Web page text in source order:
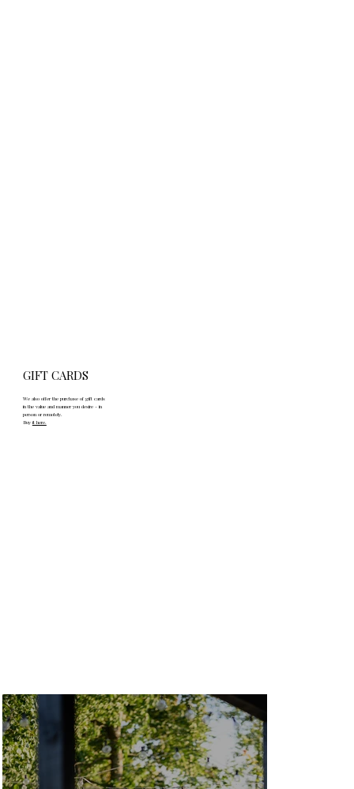
GIFT CARDS
We also offer the purchase of gift cards
in the value and manner you desire - in
person or remotely.
Buy it here.